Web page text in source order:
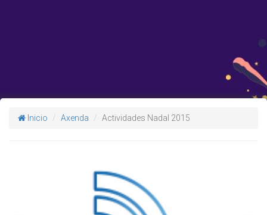
Inicio Axenda Actividades Nadal 2015